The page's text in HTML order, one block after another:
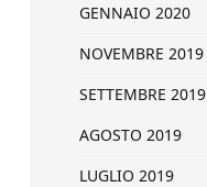
GENNAIO 2020
NOVEMBRE 2019
SETTEMBRE 2019
AGOSTO 2019
LUGLIO 2019